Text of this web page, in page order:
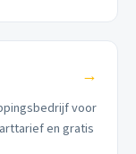
→
voor
en gratis